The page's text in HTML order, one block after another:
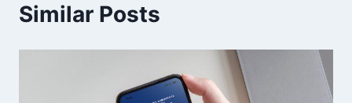
Similar Posts